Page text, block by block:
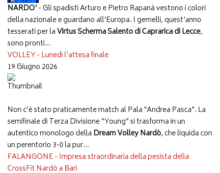
NARDO'- Gli spadisti Arturo e Pietro Rapanà vestono i colori
della nazionale e guardano all'Europa. I gemelli, quest'anno
tesserati per laVirtus Scherma Salento di Caprarica di Lecce,
sono pronti...
VOLLEY - Lunedì l'attesa finale
19 Giugno 2026
Non c’è stato praticamente match al Pala “Andrea Pasca”. La
semifinale di Terza Divisione “Young” si trasforma in un
autentico monologo della Dream Volley Nardò, che liquida con
un perentorio 3-0 la pur...
FALANGONE - Impresa straordinaria della pesista della
CrossFit Nardò a Bari